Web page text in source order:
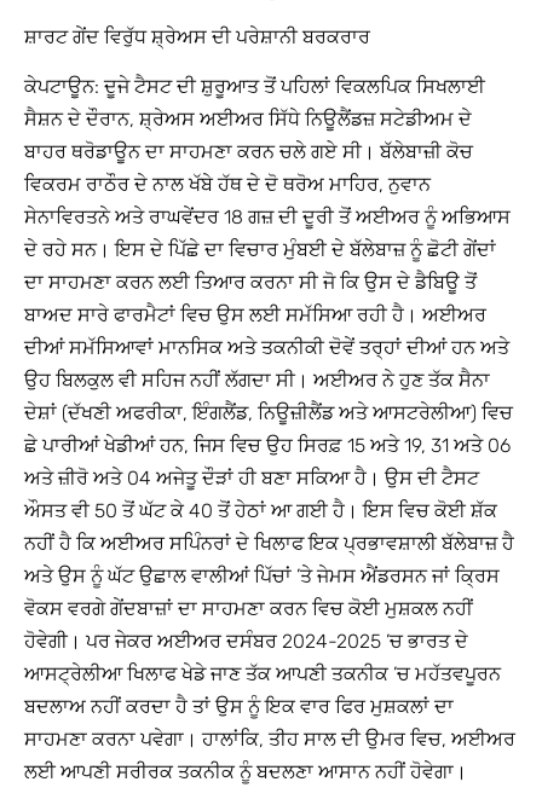
ਸ਼ਾਰਟ ਗੇਂਦ ਵਿਰੁੱਧ ਸ਼੍ਰੇਅਸ ਦੀ ਪਰੇਸ਼ਾਨੀ ਬਰਕਰਾਰ
ਕੇਪਟਾਊਨ: ਦੂਜੇ ਟੈਸਟ ਦੀ ਸ਼ੁਰੂਆਤ ਤੋਂ ਪਹਿਲਾਂ ਵਿਕਲਪਿਕ ਸਿਖਲਾਈ
ਸੈਸ਼ਨ ਦੇ ਦੌਰਾਨ, ਸ਼੍ਰੇਅਸ ਅਈਅਰ ਸਿੱਧੇ ਨਿਊਲੈਂਡਜ਼ ਸਟੇਡੀਅਮ ਦੇ
ਬਾਹਰ ਥਰੋਡਾਊਨ ਦਾ ਸਾਹਮਣਾ ਕਰਨ ਚਲੇ ਗਏ ਸੀ। ਬੱਲੇਬਾਜ਼ੀ ਕੋਚ
ਵਿਕਰਮ ਰਾਠੌਰ ਦੇ ਨਾਲ ਖੱਬੇ ਹੱਥ ਦੇ ਦੋ ਥਰੋਅ ਮਾਹਿਰ, ਨੁਵਾਨ
ਸੇਨਾਵਿਰਤਨੇ ਅਤੇ ਰਾਘਵੇਂਦਰ 18 ਗਜ਼ ਦੀ ਦੂਰੀ ਤੋਂ ਅਈਅਰ ਨੂੰ ਅਭਿਆਸ
ਦੇ ਰਹੇ ਸਨ। ਇਸ ਦੇ ਪਿੱਛੇ ਦਾ ਵਿਚਾਰ ਮੁੰਬਈ ਦੇ ਬੱਲੇਬਾਜ਼ ਨੂੰ ਛੋਟੀ ਗੇਂਦਾਂ
ਦਾ ਸਾਹਮਣਾ ਕਰਨ ਲਈ ਤਿਆਰ ਕਰਨਾ ਸੀ ਜੋ ਕਿ ਉਸ ਦੇ ਡੈਬਿਊ ਤੋਂ
ਬਾਅਦ ਸਾਰੇ ਫਾਰਮੈਟਾਂ ਵਿਚ ਉਸ ਲਈ ਸਮੱਸਿਆ ਰਹੀ ਹੈ। ਅਈਅਰ
ਦੀਆਂ ਸਮੱਸਿਆਵਾਂ ਮਾਨਸਿਕ ਅਤੇ ਤਕਨੀਕੀ ਦੋਵੇਂ ਤਰ੍ਹਾਂ ਦੀਆਂ ਹਨ ਅਤੇ
ਉਹ ਬਿਲਕੁਲ ਵੀ ਸਹਿਜ ਨਹੀਂ ਲੱਗਦਾ ਸੀ। ਅਈਅਰ ਨੇ ਹੁਣ ਤੱਕ ਸੈਨਾ
ਦੇਸ਼ਾਂ (ਦੱਖਣੀ ਅਫਰੀਕਾ, ਇੰਗਲੈਂਡ, ਨਿਊਜ਼ੀਲੈਂਡ ਅਤੇ ਆਸਟਰੇਲੀਆ) ਵਿਚ
ਛੇ ਪਾਰੀਆਂ ਖੇਡੀਆਂ ਹਨ, ਜਿਸ ਵਿਚ ਉਹ ਸਿਰਫ਼ 15 ਅਤੇ 19, 31 ਅਤੇ 06
ਅਤੇ ਜ਼ੀਰੋ ਅਤੇ 04 ਅਜੇਤੂ ਦੌੜਾਂ ਹੀ ਬਣਾ ਸਕਿਆ ਹੈ। ਉਸ ਦੀ ਟੈਸਟ
ਔਸਤ ਵੀ 50 ਤੋਂ ਘੱਟ ਕੇ 40 ਤੋਂ ਹੇਠਾਂ ਆ ਗਈ ਹੈ। ਇਸ ਵਿਚ ਕੋਈ ਸ਼ੱਕ
ਨਹੀਂ ਹੈ ਕਿ ਅਈਅਰ ਸਪਿੰਨਰਾਂ ਦੇ ਖਿਲਾਫ ਇਕ ਪ੍ਰਭਾਵਸ਼ਾਲੀ ਬੱਲੇਬਾਜ਼ ਹੈ
ਅਤੇ ਉਸ ਨੂੰ ਘੱਟ ਉਛਾਲ ਵਾਲੀਆਂ ਪਿੱਚਾਂ ’ਤੇ ਜੇਮਸ ਐਂਡਰਸਨ ਜਾਂ ਕ੍ਰਿਸ
ਵੋਕਸ ਵਰਗੇ ਗੇਂਦਬਾਜ਼ਾਂ ਦਾ ਸਾਹਮਣਾ ਕਰਨ ਵਿਚ ਕੋਈ ਮੁਸ਼ਕਲ ਨਹੀਂ
ਹੋਵੇਗੀ। ਪਰ ਜੇਕਰ ਅਈਅਰ ਦਸੰਬਰ 2024-2025 ’ਚ ਭਾਰਤ ਦੇ
ਆਸਟ੍ਰੇਲੀਆ ਖਿਲਾਫ ਖੇਡੇ ਜਾਣ ਤੱਕ ਆਪਣੀ ਤਕਨੀਕ ’ਚ ਮਹੱਤਵਪੂਰਨ
ਬਦਲਾਅ ਨਹੀਂ ਕਰਦਾ ਹੈ ਤਾਂ ਉਸ ਨੂੰ ਇਕ ਵਾਰ ਫਿਰ ਮੁਸ਼ਕਲਾਂ ਦਾ
ਸਾਹਮਣਾ ਕਰਨਾ ਪਵੇਗਾ। ਹਾਲਾਂਕਿ, ਤੀਹ ਸਾਲ ਦੀ ਉਮਰ ਵਿਚ, ਅਈਅਰ
ਲਈ ਆਪਣੀ ਸਰੀਰਕ ਤਕਨੀਕ ਨੂੰ ਬਦਲਣਾ ਆਸਾਨ ਨਹੀਂ ਹੋਵੇਗਾ।